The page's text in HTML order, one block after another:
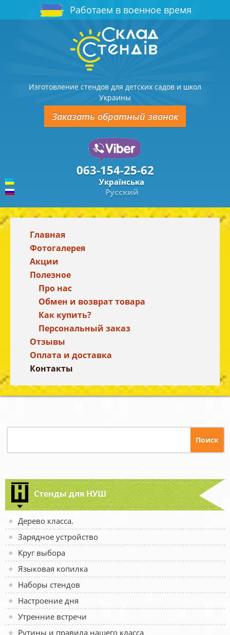
Работаем в военное время
Изготовление стендов для детских садов и школ
Украины
Заказать обратный звонок
063-154-25-62
Українська
Русский
Главная
Фотогалерея
Акции
Полезное
Про нас
Обмен и возврат товара
Как купить?
Персональный заказ
Отзывы
Оплата и доставка
Контакты
Стенды для НУШ
Дерево класса.
Зарядное устройство
Круг выбора
Языковая копилка
Наборы стендов
Настроение дня
Утренние встречи
Рутины и правила нашего класса